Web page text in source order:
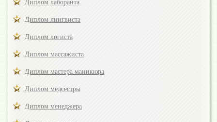
Диплом лаборанта
Диплом лингвиста
Диплом логиста
Диплом массажиста
Диплом мастера маникюра
Диплом медсестры
Диплом менеджера